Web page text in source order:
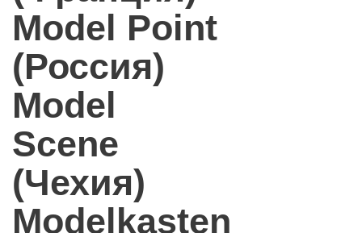
Model Point
(Россия)
Model
Scene
(Чехия)
Modelkasten